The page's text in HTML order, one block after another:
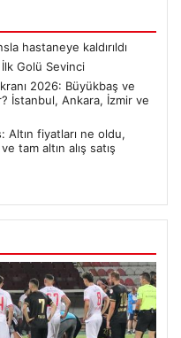
hastaneye kaldırıldı
İlk Golü Sevinci
2026: Büyükbaş ve
İstanbul, Ankara, İzmir ve
Altın fiyatları ne oldu,
tam altın alış satış